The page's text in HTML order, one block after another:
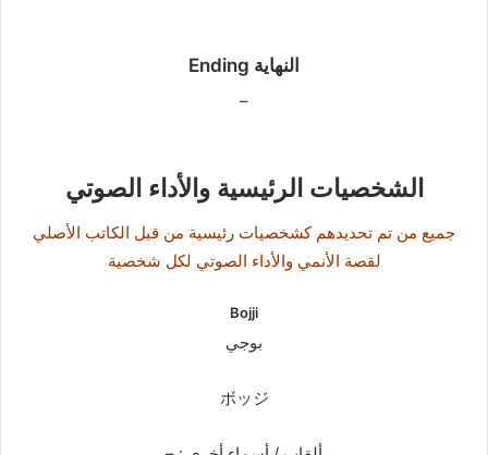
النهاية Ending
–
الشخصيات الرئيسية والأداء الصوتي
جميع من تم تحديدهم كشخصيات رئيسية من قبل الكاتب الأصلي
لقصة الأنمي والأداء الصوتي لكل شخصية
Bojji
بوجي
ボッジ